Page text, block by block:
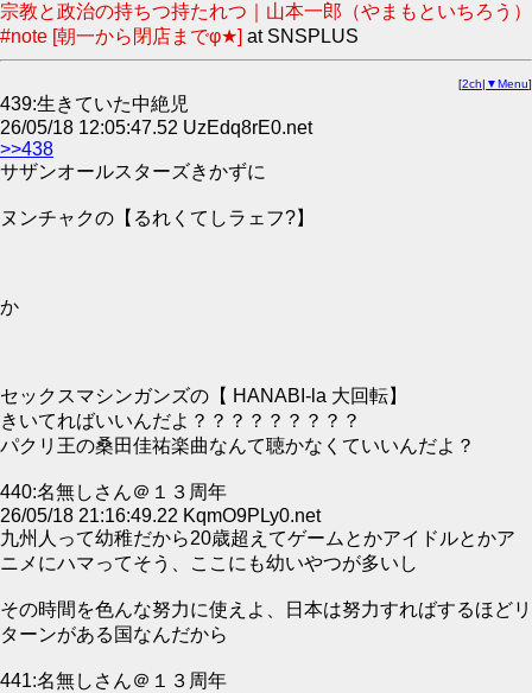
宗教と政治の持ちつ持たれつ｜山本一郎（やまもといちろう）
#note [朝一から閉店までφ★] at SNSPLUS
[2ch| ▼Menu]
439:生きていた中絶児
26/05/18 12:05:47.52 UzEdq8rE0.net
>>438
サザンオールスターズきかずに
ヌンチャクの【るれくてしラェフ?】
か
セックスマシンガンズの【 HANABI-la 大回転】
きいてればいいんだよ？？？？？？？？？
パクリ王の桑田佳祐楽曲なんて聴かなくていいんだよ？
440:名無しさん＠１３周年
26/05/18 21:16:49.22 KqmO9PLy0.net
九州人って幼稚だから20歳超えてゲームとかアイドルとかア
ニメにハマってそう、ここにも幼いやつが多いし
その時間を色んな努力に使えよ、日本は努力すればするほどリ
ターンがある国なんだから
441:名無しさん＠１３周年